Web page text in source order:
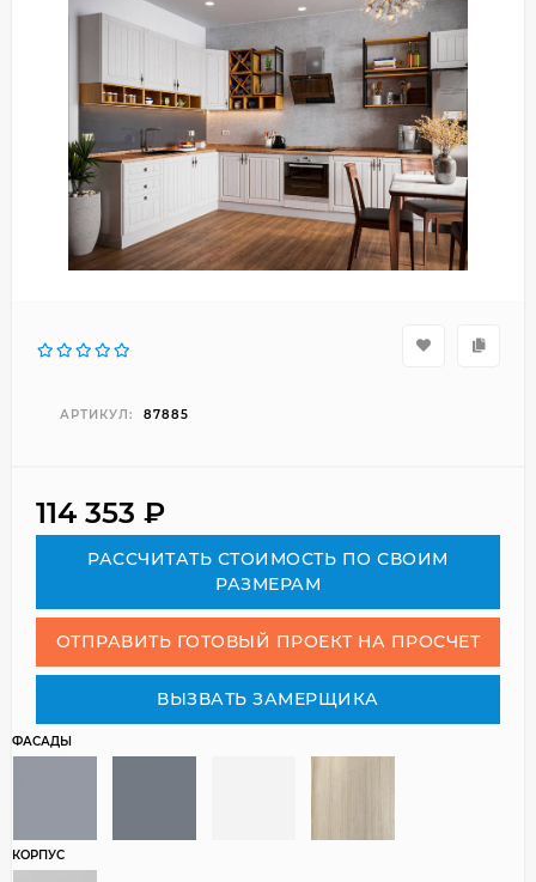
АРТИКУЛ: 87885
114 353 ₽
РАСCЧИТАТЬ СТОИМОСТЬ ПО СВОИМ
РАЗМЕРАМ
ОТПРАВИТЬ ГОТОВЫЙ ПРОЕКТ НА ПРОСЧЕТ
ВЫЗВАТЬ ЗАМЕРЩИКА
ФАСАДЫ
КОРПУС